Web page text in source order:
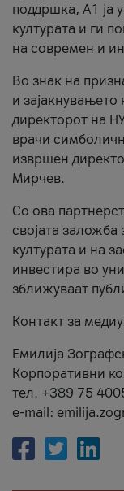
поддршка, A1 ја
културата и ги
на современ и
Во знак на
и
директорот на
врачи
извршен
Мирчев.
Со ова
својата
културата и на
инвестира во
зближуваат
Контакт за
Емилија
Корпоративни
тел. +389 75
e-mail: